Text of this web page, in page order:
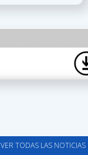
VER TODAS LAS NOTICIAS